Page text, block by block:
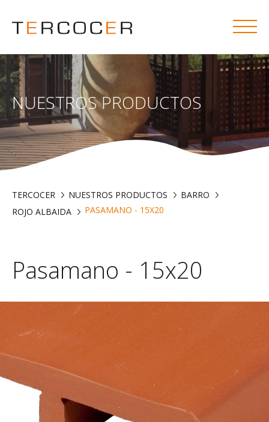
NUESTROS PRODUCTOS
TERCOCER NUESTROS PRODUCTOS
BARRO
ROJO ALBAIDA
PASAMANO - 15X20
Pasamano - 15x20